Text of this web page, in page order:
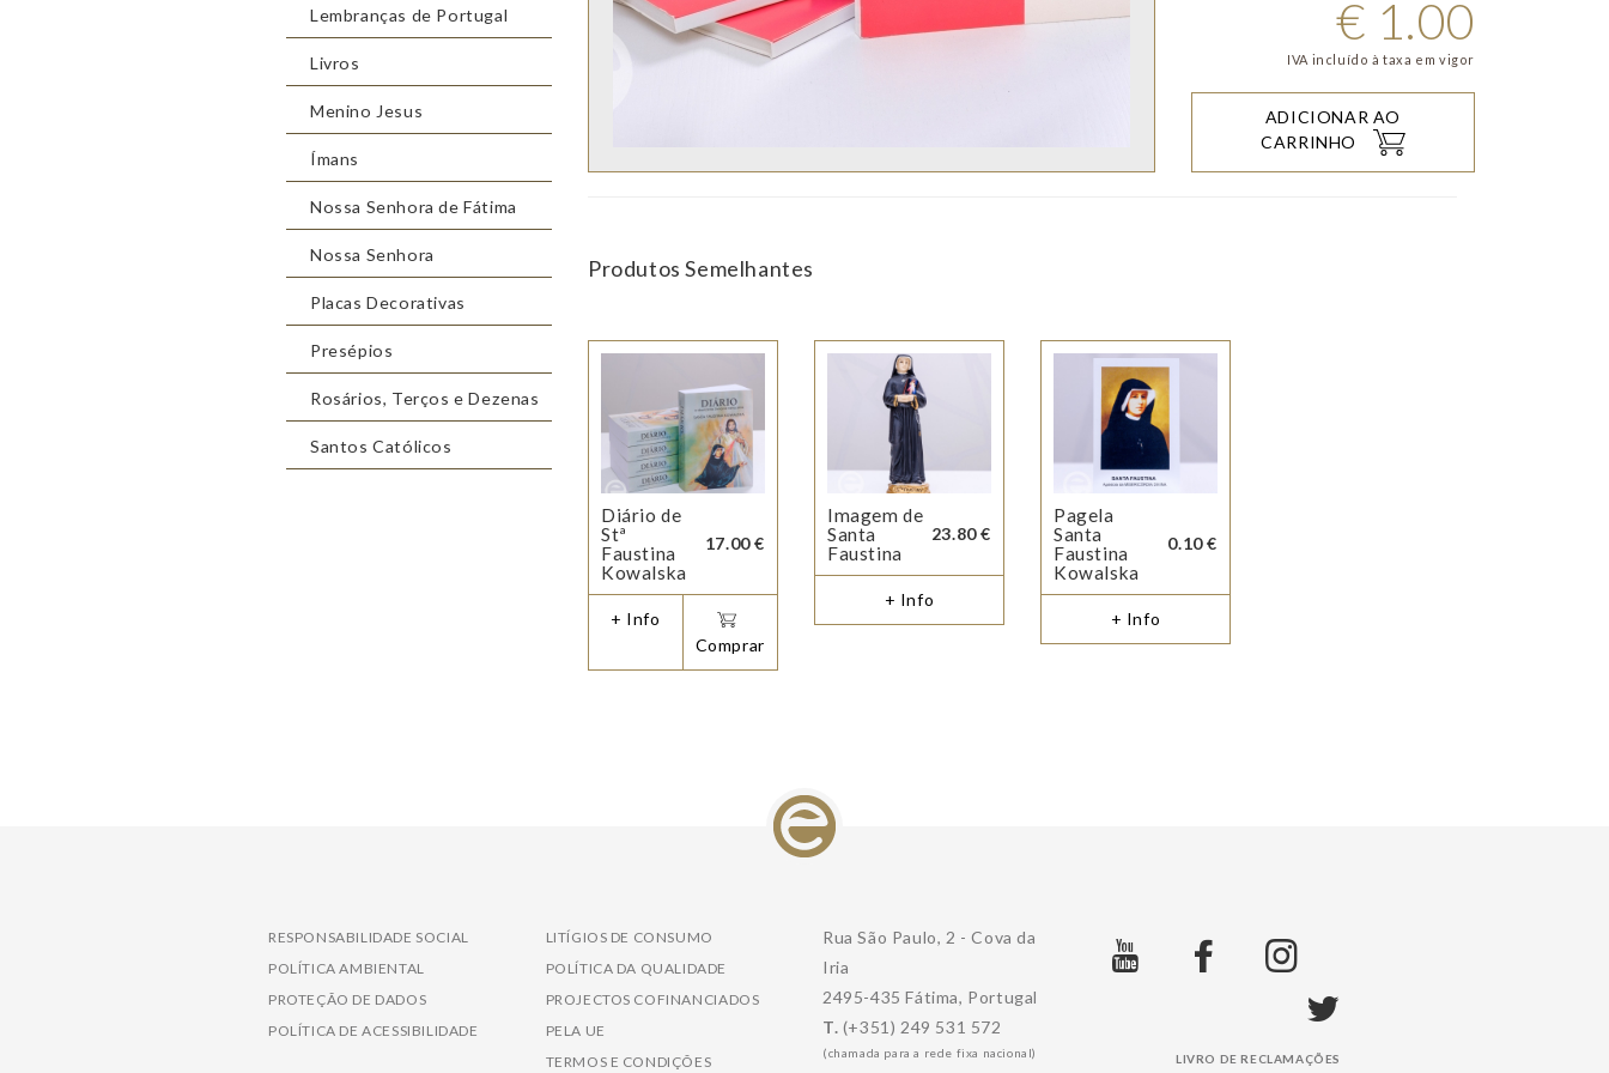
Lembranças de Portugal
Livros
Menino Jesus
Ímans
Nossa Senhora de Fátima
Nossa Senhora
Placas Decorativas
Presépios
Rosários, Terços e Dezenas
Santos Católicos
€ 1.00
IVA incluído à taxa em vigor
ADICIONAR AO
CARRINHO
Produtos Semelhantes
Diário de
Stª
Faustina
Kowalska
17.00 €
+ Info
Comprar
Imagem de
Santa
Faustina
23.80 €
+ Info
Pagela
Santa
Faustina
Kowalska
0.10 €
+ Info
RESPONSABILIDADE SOCIAL
POLÍTICA AMBIENTAL
PROTEÇÃO DE DADOS
POLÍTICA DE ACESSIBILIDADE
LITÍGIOS DE CONSUMO
POLÍTICA DA QUALIDADE
PROJECTOS COFINANCIADOS
PELA UE
TERMOS E CONDIÇÕES
Rua São Paulo, 2 - Cova da
Iria
2495-435 Fátima, Portugal
T. (+351) 249 531 572
(chamada para a rede fixa nacional) LIVRO DE RECLAMAÇÕES